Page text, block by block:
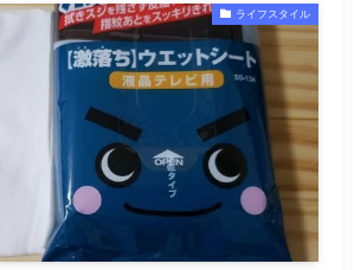
ライフスタイル